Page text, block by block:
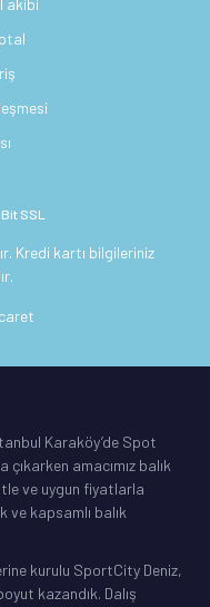
SSL
Kredi kartı bilgileriniz
Karaköy’de Spot
çıkarken amacımız balık
ve uygun fiyatlarla
ve kapsamlı balık
kurulu SportCity Deniz,
kazandık. Dalış